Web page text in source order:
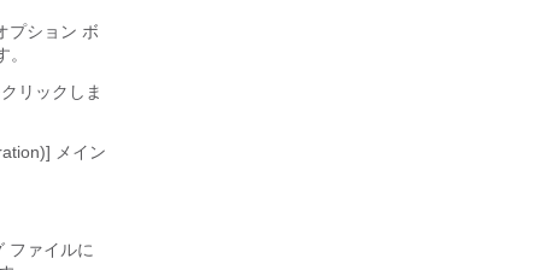
プション ボ
リックしま
メイン
ファイルに